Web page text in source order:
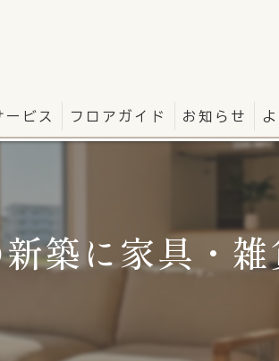
ービス フロアガイド お知らせ
築に家具・